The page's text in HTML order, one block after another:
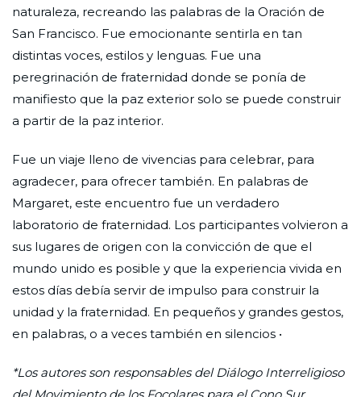
naturaleza, recreando las palabras de la Oración de
San Francisco. Fue emocionante sentirla en tan
distintas voces, estilos y lenguas. Fue una
peregrinación de fraternidad donde se ponía de
manifiesto que la paz exterior solo se puede construir
a partir de la paz interior.
Fue un viaje lleno de vivencias para celebrar, para
agradecer, para ofrecer también. En palabras de
Margaret, este encuentro fue un verdadero
laboratorio de fraternidad. Los participantes volvieron a
sus lugares de origen con la convicción de que el
mundo unido es posible y que la experiencia vivida en
estos días debía servir de impulso para construir la
unidad y la fraternidad. En pequeños y grandes gestos,
en palabras, o a veces también en silencios •
*Los autores son responsables del Diálogo Interreligioso
del Movimiento de los Focolares para el Cono Sur